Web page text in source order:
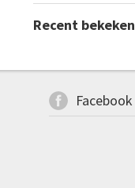
Recent bekeken
Facebook